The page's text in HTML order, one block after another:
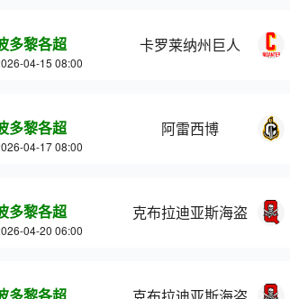
多黎各超
04-15 08:00
卡罗莱纳州巨人
多黎各超
04-17 08:00
阿雷西博
多黎各超
04-20 06:00
克布拉迪亚斯海盗